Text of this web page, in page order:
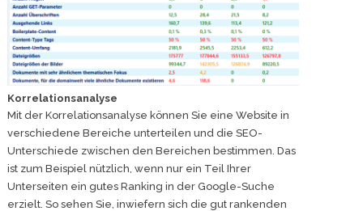
Korrelationsanalyse
Mit der Korrelationsanalyse können Sie eine Website in
verschiedene Bereiche unterteilen und die SEO-
Unterschiede zwischen den Bereichen bestimmen. Das
ist zum Beispiel nützlich, wenn nur ein Teil Ihrer
Unterseiten ein gutes Ranking in der Google-Suche
erzielt. So sehen Sie, inwiefern sich die gut rankenden